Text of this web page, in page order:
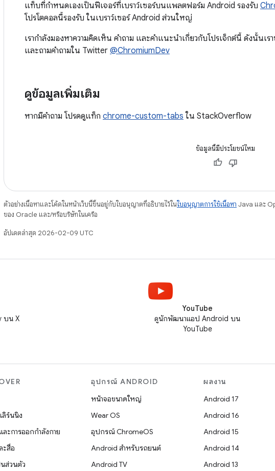
แท็บที่กำหนดเองเป็นฟีเจอร์ที่เบราว์เซอร์บนแพลตฟอร์ม Android รองรับ
โปรโตคอลนี้รองรับ ในเบราว์เซอร์ Android ส่วนใหญ่
เรากำลังมองหาความคิดเห็น คำถาม และคำแนะนำเกี่ยวกับโปรเจ็กต์นี้ ดังนั้น
และถามคำถามใน Twitter @ChromiumDev
ดูข้อมูลเพิ่มเติม
หากมีคำถาม โปรดดูแท็ก chrome-custom-tabs ใน StackOverflow
ข้อมูลนี้มีประโยชน์ไหม
ตัวอย่างเนื้อหาและโค้ดในหน้าเว็บนี้ขึ้นอยู่กับใบอนุญาตที่อธิบายไว้ในใบอนุญาตการใช้เนื้อหา Java และ
ของ Oracle และ/หรือบริษัทในเครือ
อัปเดตล่าสุด 2026-02-09 UTC
บน X
YouTube
ดูนักพัฒนาแอป Android บน
YouTube
ลิร์นนิง
ละการออกกำลังกาย
ะสื่อ
นส่วนตัว
อุปกรณ์ ANDROID
หน้าจอขนาดใหญ่
Wear OS
อุปกรณ์ ChromeOS
Android สำหรับรถยนต์
Android TV
ผลงาน
Android 17
Android 16
Android 15
Android 14
Android 13